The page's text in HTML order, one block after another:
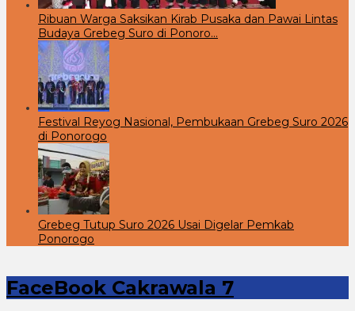
Ribuan Warga Saksikan Kirab Pusaka dan Pawai Lintas
Budaya Grebeg Suro di Ponoro…
Festival Reyog Nasional, Pembukaan Grebeg Suro 2026
di Ponorogo
Grebeg Tutup Suro 2026 Usai Digelar Pemkab
Ponorogo
FaceBook Cakrawala 7